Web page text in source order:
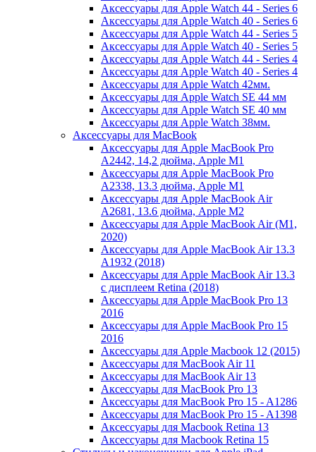
Аксессуары для Apple Watch 44 - Series 6
Аксессуары для Apple Watch 40 - Series 6
Аксессуары для Apple Watch 44 - Series 5
Аксессуары для Apple Watch 40 - Series 5
Аксессуары для Apple Watch 44 - Series 4
Аксессуары для Apple Watch 40 - Series 4
Аксессуары для Apple Watch 42мм.
Аксессуары для Apple Watch SE 44 мм
Аксессуары для Apple Watch SE 40 мм
Аксессуары для Apple Watch 38мм.
Аксессуары для MacBook
Аксессуары для Apple MacBook Pro
A2442, 14,2 дюйма, Apple M1
Аксессуары для Apple MacBook Pro
A2338, 13.3 дюйма, Apple M1
Аксессуары для Apple MacBook Air
A2681, 13.6 дюйма, Apple M2
Аксессуары для Apple MacBook Air (M1,
2020)
Аксессуары для Apple MacBook Air 13.3
A1932 (2018)
Аксессуары для Apple MacBook Air 13.3
с дисплеем Retina (2018)
Аксессуары для Apple MacBook Pro 13
2016
Аксессуары для Apple MacBook Pro 15
2016
Аксессуары для Apple Macbook 12 (2015)
Аксессуары для MacBook Air 11
Аксессуары для MacBook Air 13
Аксессуары для MacBook Pro 13
Аксессуары для MacBook Pro 15 - A1286
Аксессуары для MacBook Pro 15 - A1398
Аксессуары для Macbook Retina 13
Аксессуары для Macbook Retina 15